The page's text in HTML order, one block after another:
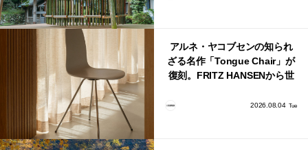
アルネ・ヤコブセンの知られ
ざる名作「Tongue Chair」が
復刻。FRITZ HANSENから世
2026.08.04 Tue